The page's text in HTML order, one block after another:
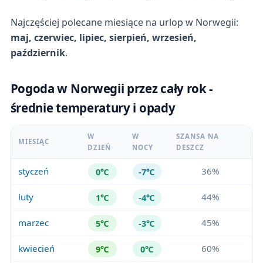
Najczęściej polecane miesiące na urlop w Norwegii:
maj, czerwiec, lipiec, sierpień, wrzesień,
październik.
Pogoda w Norwegii przez cały rok -
średnie temperatury i opady
MIESIĄC
W
DZIEŃ
W
NOCY
SZANSA NA
DESZCZ
styczeń 0℃ -7℃ 36%
luty 1℃ -4℃ 44%
marzec 5℃ -3℃ 45%
kwiecień 9℃ 0℃ 60%